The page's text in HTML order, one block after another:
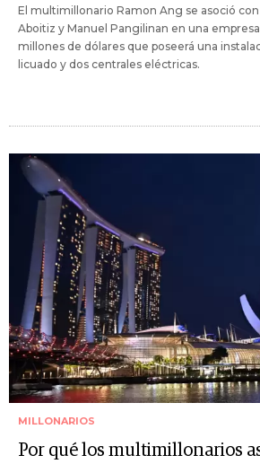
El multimillonario Ramon Ang se asoció
Aboitiz y Manuel Pangilinan en una
millones de dólares que poseerá una
licuado y dos centrales eléctricas.
MILLONARIOS
Por qué los multimillonarios